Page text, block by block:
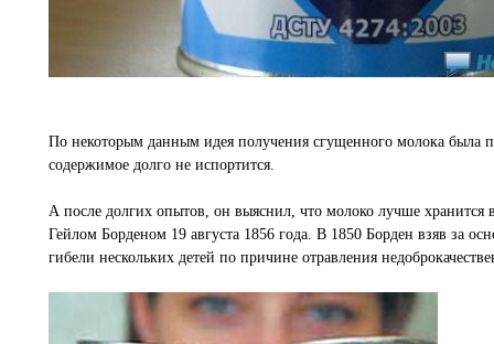
По некоторым данным идея получения сгущенного молока была
содержимое долго не испортится.
А после долгих опытов, он выяснил, что молоко лучше хранится
Гейлом Борденом 19 августа 1856 года. В 1850 Борден взяв за
гибели нескольких детей по причине отравления